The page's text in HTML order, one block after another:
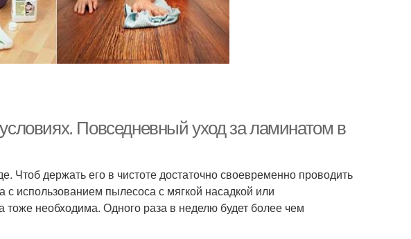
Повседневный уход за ламинатом в
Чтоб держать его в чистоте достаточно своевременно проводить
с использованием пылесоса с мягкой насадкой или
необходима. Одного раза в неделю будет более чем